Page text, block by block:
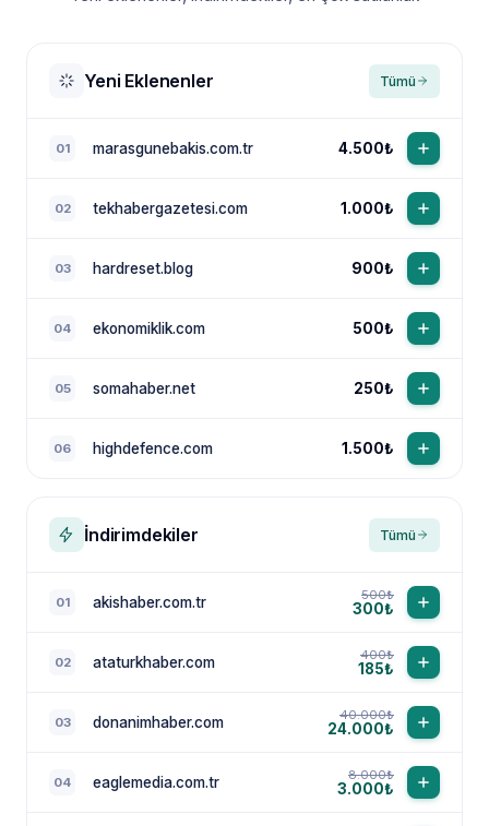
Yeni Eklenenler Tümü
01 marasgunebakis.com.tr 4.500₺
02 tekhabergazetesi.com 1.000₺
03 hardreset.blog 900₺
04 ekonomiklik.com 500₺
05 somahaber.net 250₺
06 highdefence.com 1.500₺
İndirimdekiler Tümü
01 akishaber.com.tr 500₺
300₺
02 ataturkhaber.com 400₺
185₺
03 donanimhaber.com 40.000₺
24.000₺
04 eaglemedia.com.tr 8.000₺
3.000₺
NewsTanıtım AI Asistan